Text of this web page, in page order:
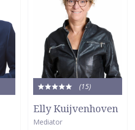
(15)
Totale
waardering:
5
van
Elly Kuijvenhoven
Mediator